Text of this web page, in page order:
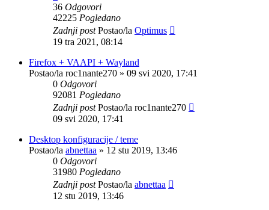
36 Odgovori
42225 Pogledano
Zadnji postPostao/la Optimus
19 tra 2021, 08:14
Firefox + VAAPI + Wayland
Postao/la roc1nante270 » 09 svi 2020, 17:41
0 Odgovori
92081 Pogledano
Zadnji postPostao/la roc1nante270
09 svi 2020, 17:41
Desktop konfiguracije / teme
Postao/la abnettaa » 12 stu 2019, 13:46
0 Odgovori
31980 Pogledano
Zadnji postPostao/la abnettaa
12 stu 2019, 13:46